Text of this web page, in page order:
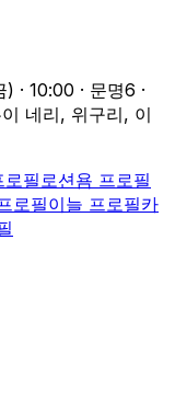
) · 10:00 · 문명6 ·
네리, 위구리, 이
로필로션욤 프로필
로필이늘 프로필카